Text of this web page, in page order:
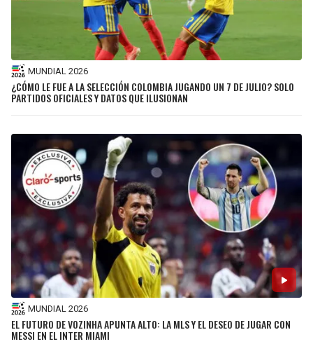
MUNDIAL 2026
¿CÓMO LE FUE A LA SELECCIÓN COLOMBIA JUGANDO UN 7 DE JULIO? SOLO
PARTIDOS OFICIALES Y DATOS QUE ILUSIONAN
MUNDIAL 2026
EL FUTURO DE VOZINHA APUNTA ALTO: LA MLS Y EL DESEO DE JUGAR CON
MESSI EN EL INTER MIAMI